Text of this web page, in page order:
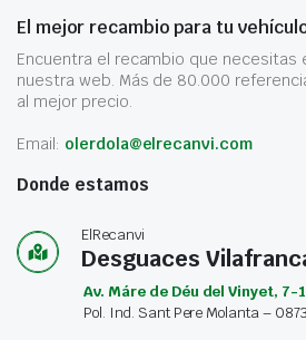
El mejor recambio para tu
Encuentra el recambio que necesitas
nuestra web. Más de 80.000
al mejor precio.
Email: olerdola@elrecanvi.com
Donde estamos
ElRecanvi
Desguaces
Av. Máre de Déu del Vinyet, 7-
Pol. Ind. Sant Pere Molanta –